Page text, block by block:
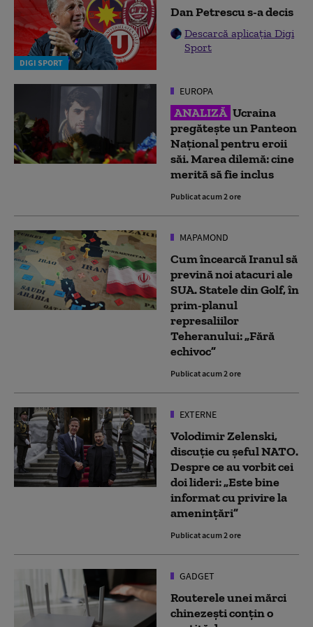
DIGI SPORT
Dan Petrescu s-a decis
Descarcă aplicația Digi
Sport
EUROPA
ANALIZĂ Ucraina
pregătește un Panteon
Național pentru eroii
săi. Marea dilemă: cine
merită să fie inclus
Publicat acum 2 ore
MAPAMOND
Cum încearcă Iranul să
prevină noi atacuri ale
SUA. Statele din Golf, în
prim-planul
represaliilor
Teheranului: „Fără
echivoc”
Publicat acum 2 ore
EXTERNE
Volodimir Zelenski,
discuție cu șeful NATO.
Despre ce au vorbit cei
doi lideri: „Este bine
informat cu privire la
amenințări”
Publicat acum 2 ore
GADGET
Routerele unei mărci
chinezești conțin o